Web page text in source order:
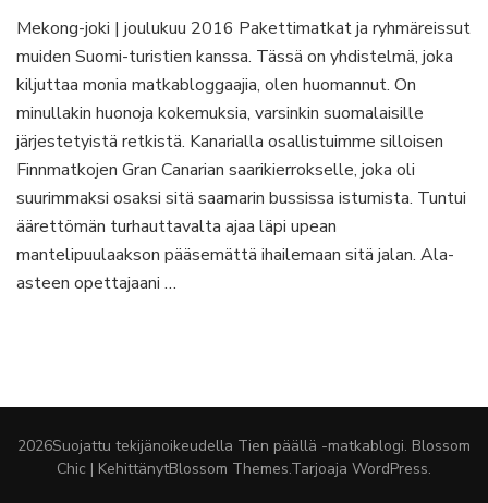
Mekong-
retkellä
Mekong-joki | joulukuu 2016 Pakettimatkat ja ryhmäreissut
muiden Suomi-turistien kanssa. Tässä on yhdistelmä, joka
kiljuttaa monia matkabloggaajia, olen huomannut. On
minullakin huonoja kokemuksia, varsinkin suomalaisille
järjestetyistä retkistä. Kanarialla osallistuimme silloisen
Finnmatkojen Gran Canarian saarikierrokselle, joka oli
suurimmaksi osaksi sitä saamarin bussissa istumista. Tuntui
äärettömän turhauttavalta ajaa läpi upean
mantelipuulaakson pääsemättä ihailemaan sitä jalan. Ala-
asteen opettajaani …
2026Suojattu tekijänoikeudella Tien päällä -matkablogi. Blossom
Chic | KehittänytBlossom Themes.Tarjoaja WordPress.